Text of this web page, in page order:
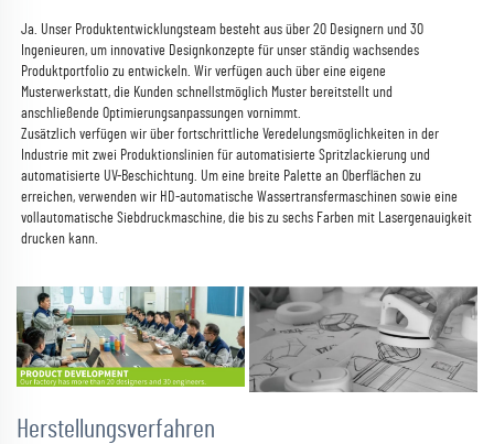
Ja. Unser Produktentwicklungsteam besteht aus über 20 Designern und 30
Ingenieuren, um innovative Designkonzepte für unser ständig wachsendes
Produktportfolio zu entwickeln. Wir verfügen auch über eine eigene
Musterwerkstatt, die Kunden schnellstmöglich Muster bereitstellt und
anschließende Optimierungsanpassungen vornimmt.
Zusätzlich verfügen wir über fortschrittliche Veredelungsmöglichkeiten in der
Industrie mit zwei Produktionslinien für automatisierte Spritzlackierung und
automatisierte UV-Beschichtung. Um eine breite Palette an Oberflächen zu
erreichen, verwenden wir HD-automatische Wassertransfermaschinen sowie eine
vollautomatische Siebdruckmaschine, die bis zu sechs Farben mit Lasergenauigkeit
drucken kann.
Herstellungsverfahren